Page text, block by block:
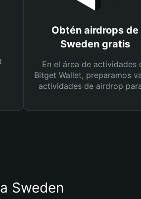
Obtén airdrops de
Sweden gratis
En el área de actividades
Bitget Wallet, preparamos
actividades de airdrop
Sweden